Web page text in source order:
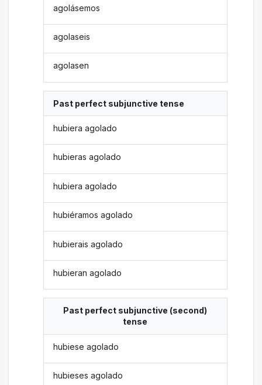
agolásemos
agolaseis
agolasen
Past perfect subjunctive tense
hubiera agolado
hubieras agolado
hubiera agolado
hubiéramos agolado
hubierais agolado
hubieran agolado
Past perfect subjunctive (second)
tense
hubiese agolado
hubieses agolado